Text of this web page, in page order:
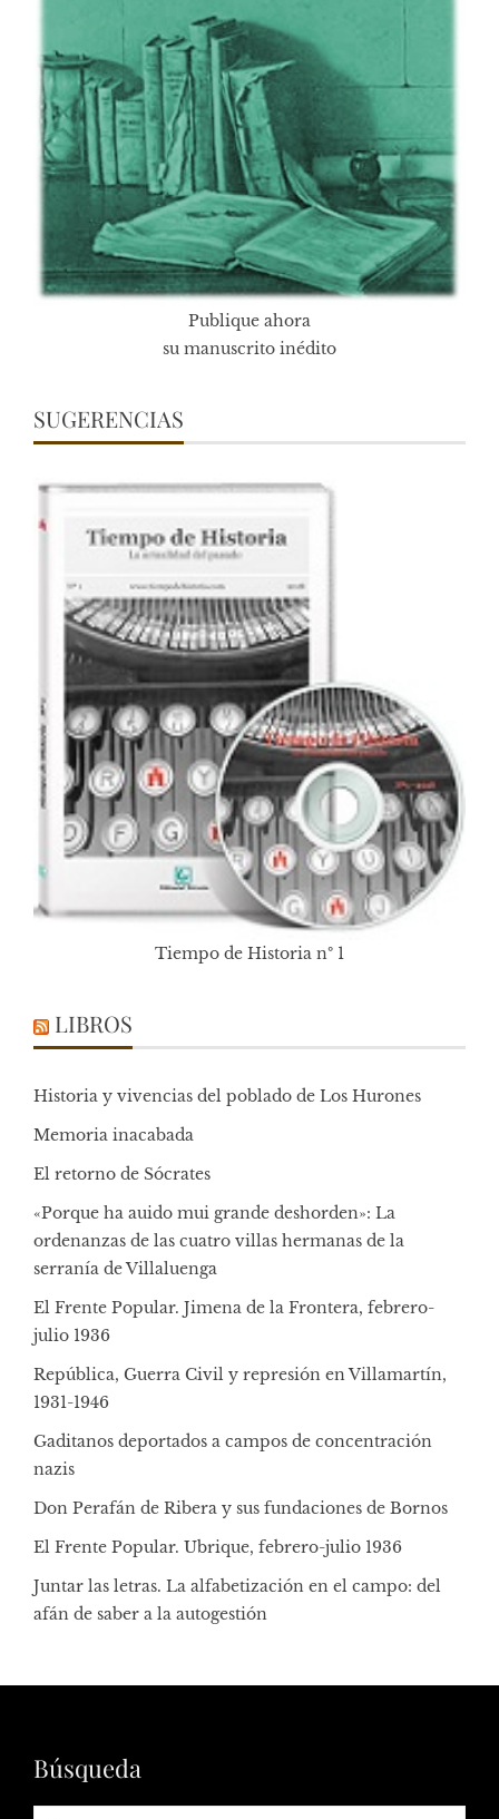
Publique ahora
su manuscrito inédito
SUGERENCIAS
Tiempo de Historia nº 1
LIBROS
Historia y vivencias del poblado de Los Hurones
Memoria inacabada
El retorno de Sócrates
«Porque ha auido mui grande deshorden»: La
ordenanzas de las cuatro villas hermanas de la
serranía de Villaluenga
El Frente Popular. Jimena de la Frontera, febrero-
julio 1936
República, Guerra Civil y represión en Villamartín,
1931-1946
Gaditanos deportados a campos de concentración
nazis
Don Perafán de Ribera y sus fundaciones de Bornos
El Frente Popular. Ubrique, febrero-julio 1936
Juntar las letras. La alfabetización en el campo: del
afán de saber a la autogestión
Búsqueda